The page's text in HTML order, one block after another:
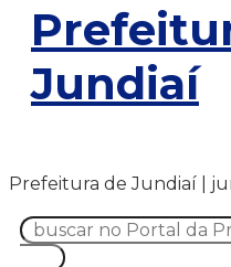
Jundiaí
Prefeitura de Jundiaí |